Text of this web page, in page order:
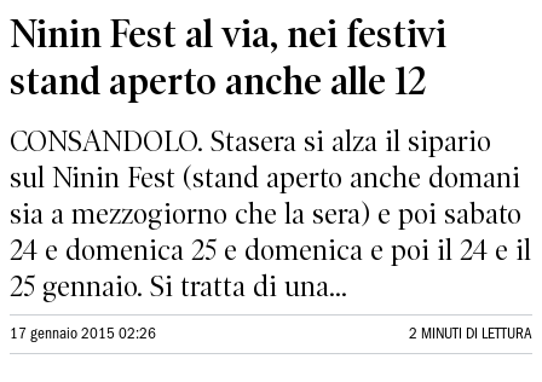
Ninin Fest al via, nei festivi
stand aperto anche alle 12
CONSANDOLO. Stasera si alza il sipario
sul Ninin Fest (stand aperto anche domani
sia a mezzogiorno che la sera) e poi sabato
24 e domenica 25 e domenica e poi il 24 e il
25 gennaio. Si tratta di una...
17 gennaio 2015 02:26 2 MINUTI DI LETTURA